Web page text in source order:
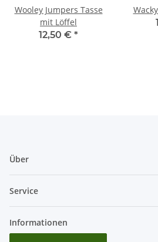
Wooley Jumpers Tasse
mit Löffel
12,50 € *
Über
Service
Informationen